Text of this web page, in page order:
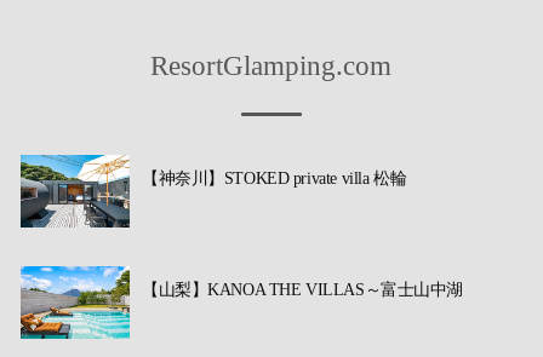
ResortGlamping.com
【神奈川】STOKED private villa 松輪
【山梨】KANOA THE VILLAS～富士山中湖